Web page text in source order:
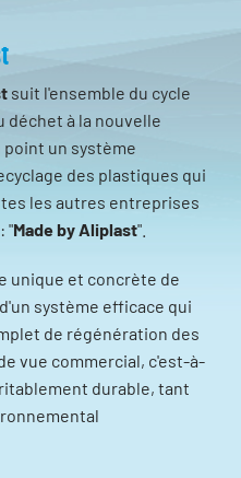
suit l'ensemble du cycle
déchet à la nouvelle
point un système
des plastiques qui
les autres entreprises
"Made by Aliplast".
unique et concrète de
système efficace qui
de régénération des
vue commercial, c'est-à-
durable, tant